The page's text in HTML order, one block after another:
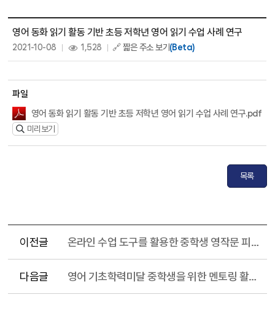
영어 동화 읽기 활동 기반 초등 저학년 영어 읽기 수업 사례 연구
2021-10-08 1,528 🔗 짧은 주소 보기(Beta)
파일
영어 동화 읽기 활동 기반 초등 저학년 영어 읽기 수업 사례 연구.pdf
미리보기
목록
이전글 온라인 수업 도구를 활용한 중학생 영작문 피드백 제공 사례 연구
다음글 영어 기초학력미달 중학생을 위한 멘토링 활용 사례 연구